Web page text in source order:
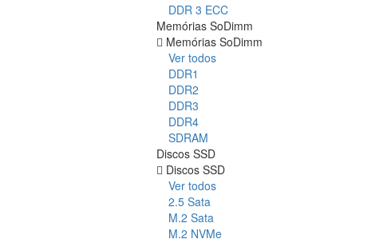
DDR 3 ECC
Memórias SoDimm
Memórias SoDimm
Ver todos
DDR1
DDR2
DDR3
DDR4
SDRAM
Discos SSD
Discos SSD
Ver todos
2.5 Sata
M.2 Sata
M.2 NVMe